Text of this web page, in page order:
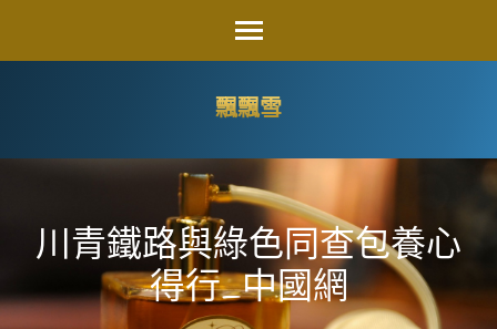
飄飄雪
川青鐵路與綠色同查包養心
得行_中國網